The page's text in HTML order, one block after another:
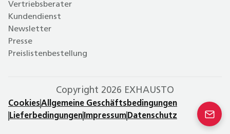
Vertriebsberater
Kundendienst
Newsletter
Presse
Preislistenbestellung
Copyright 2026 EXHAUSTO
CookiesAllgemeine Geschäftsbedingungen
Lieferbedingungen Impressum Datenschutz